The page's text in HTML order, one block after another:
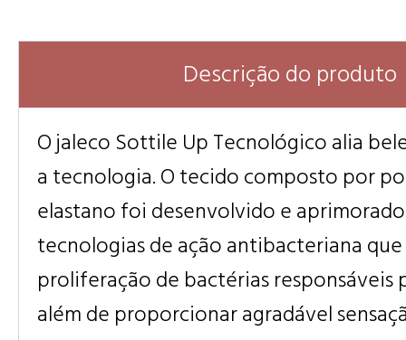
Descrição do produto
O jaleco Sottile Up Tecnológico alia
a tecnologia. O tecido composto por
elastano foi desenvolvido e
tecnologias de ação antibacteriana
proliferação de bactérias responsáveis
além de proporcionar agradável